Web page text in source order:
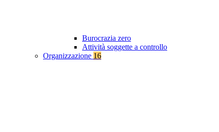
Burocrazia zero
Attività soggette a controllo
Organizzazione 16